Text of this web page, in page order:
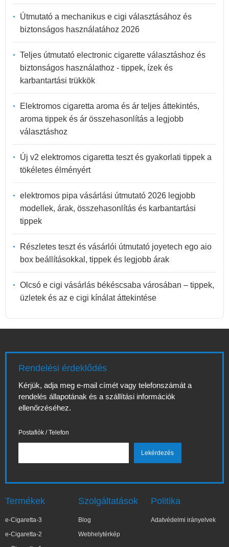
Útmutató a mechanikus e cigi választásához és
biztonságos használatához 2026
Teljes útmutató electronic cigarette választáshoz és
biztonságos használathoz - tippek, ízek és
karbantartási trükkök
Elektromos cigaretta aroma és ár teljes áttekintés,
aroma tippek és ár összehasonlítás a legjobb
választáshoz
Új v2 elektromos cigaretta teszt és gyakorlati tippek a
tökéletes élményért
elektromos pipa vásárlási útmutató 2026 legjobb
modellek, árak, összehasonlítás és karbantartási
tippek
Részletes teszt és vásárlói útmutató joyetech ego aio
box beállításokkal, tippek és legjobb árak
Olcsó e cigi vásárlás békéscsaba városában – tippek,
üzletek és az e cigi kínálat áttekintése
Rendelési érdeklődés
Kérjük, adja meg e-mail címét vagy telefonszámát a
rendelés állapotának és a szállítási információk
ellenőrzéséhez.
Postafiók / Telefon
Termékek
e-Cigaretta-3
e-Cigaretta-2
Szolgáltatások
Blog
Webhelytérkép
Politika
Adatvédelmi irányelvek